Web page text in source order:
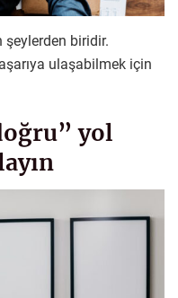
şeylerden biridir.
ulaşabilmek için
yol